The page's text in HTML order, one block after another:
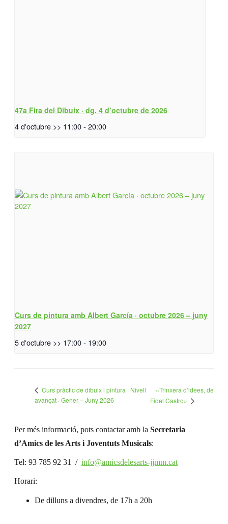
47a Fira del Dibuix · dg. 4 d’octubre de 2026
4 d'octubre >> 11:00- 20:00
Curs de pintura amb Albert García · octubre 2026 – juny
2027
5 d'octubre >> 17:00- 19:00
Curs pràctic de dibuix i pintura · Nivell
avançat · Gener – Juny 2026
«Trinxera d’idees, de
Fidel Castro»
Per més informació, pots contactar amb la Secretaria
d’Amics de les Arts i Joventuts Musicals:
Tel: 93 785 92 31 / info@amicsdelesarts-jjmm.cat
Horari:
De dilluns a divendres, de 17h a 20h